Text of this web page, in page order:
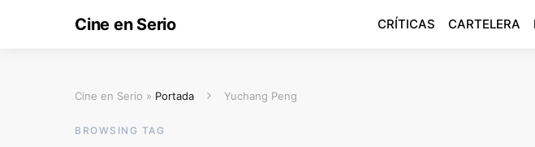
Cine en Serio CRÍTICAS CARTELERA
Cine en Serio » Portada Yuchang Peng
BROWSING TAG